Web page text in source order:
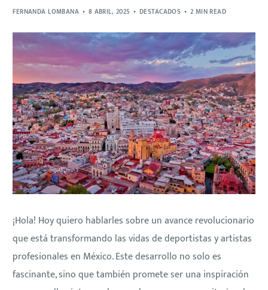
FERNANDA LOMBANA 8 ABRIL, 2025 DESTACADOS 2 MIN READ
¡Hola! Hoy quiero hablarles sobre un avance revolucionario
que está transformando las vidas de deportistas y artistas
profesionales en México. Este desarrollo no solo es
fascinante, sino que también promete ser una inspiración